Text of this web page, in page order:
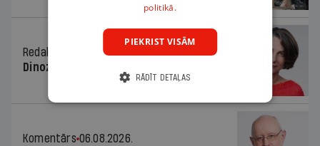
Redaktores sleja
06.08.2026.
Dinozaura triks
Komentārs 06.08.2026.
politikā.
PIEKRIST VISĀM
RĀDĪT DETAĻAS